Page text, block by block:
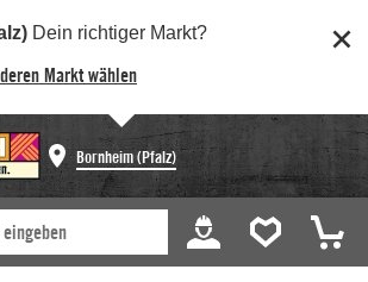
Dein richtiger Markt?
Markt wählen
Bornheim (Pfalz)